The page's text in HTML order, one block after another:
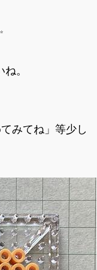
。
みてね」等少し